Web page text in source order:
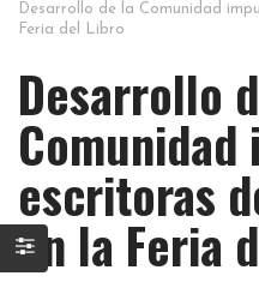
Desarrollo de la Comunidad
Feria del Libro
Desarrollo
Comunidad
escritoras
en la Feria